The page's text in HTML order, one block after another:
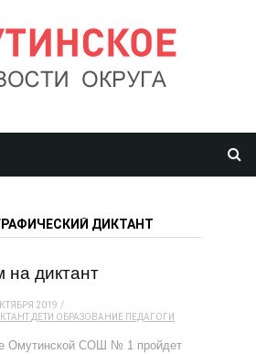
ДИКТАНТ
диктант
2019
ДЕТИ ОБРАЗОВАНИЕ ПЕДАГОГИ
Омутинской СОШ № 1 пройдет